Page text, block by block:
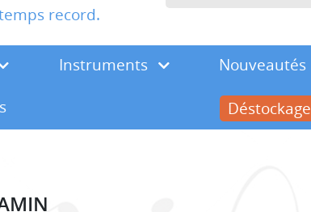
record.
Instruments
Nouveautés
Déstockage